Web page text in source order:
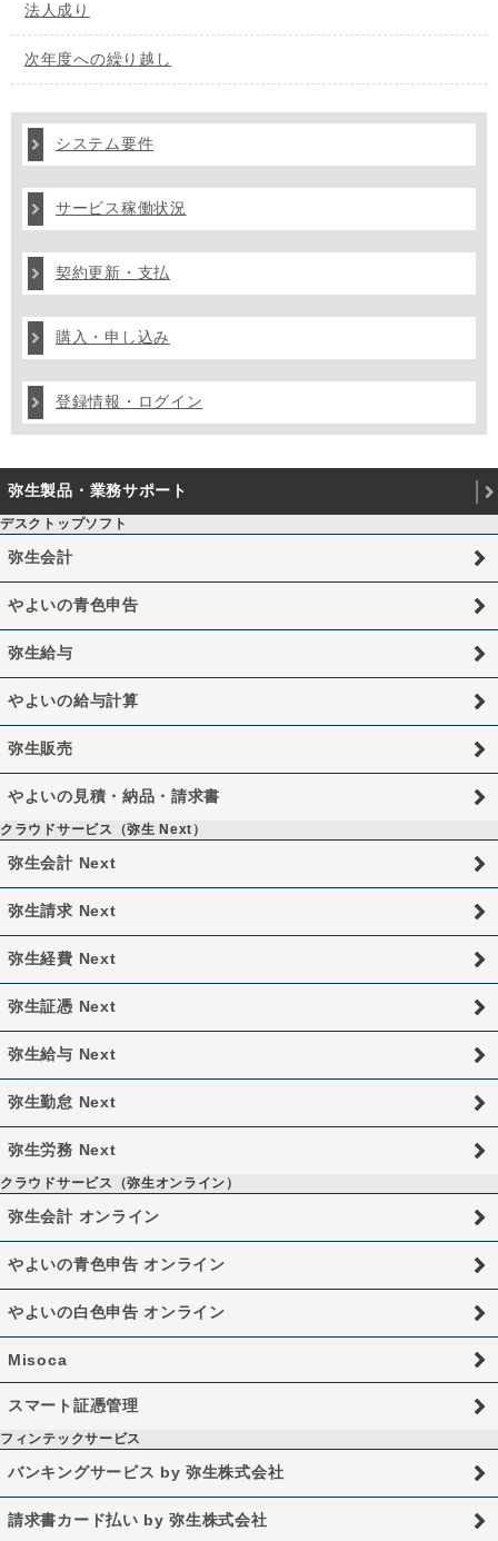
法人成り
次年度への繰り越し
システム要件
サービス稼働状況
契約更新・支払
購入・申し込み
登録情報・ログイン
弥生製品・業務サポート
デスクトップソフト
弥生会計
やよいの青色申告
弥生給与
やよいの給与計算
弥生販売
やよいの見積・納品・請求書
クラウドサービス（弥生 Next）
弥生会計 Next
弥生請求 Next
弥生経費 Next
弥生証憑 Next
弥生給与 Next
弥生勤怠 Next
弥生労務 Next
クラウドサービス（弥生オンライン）
弥生会計 オンライン
やよいの青色申告 オンライン
やよいの白色申告 オンライン
Misoca
スマート証憑管理
フィンテックサービス
バンキングサービス by 弥生株式会社
請求書カード払い by 弥生株式会社